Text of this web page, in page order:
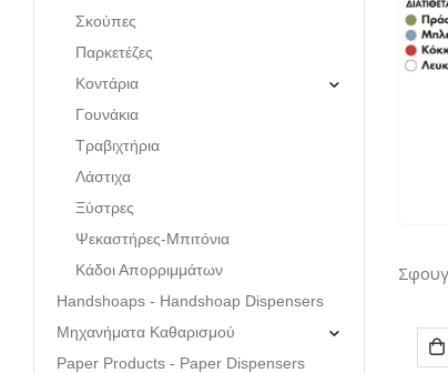
Σκούπες
Παρκετέζες
Κοντάρια
Γουνάκια
Τραβιχτήρια
Λάστιχα
Ξύστρες
Ψεκαστήρες-Μπιτόνια
Κάδοι Απορριμμάτων
Handshoaps - Handshoap Dispensers
Μηχανήματα Καθαρισμού
Paper Products - Paper Dispensers